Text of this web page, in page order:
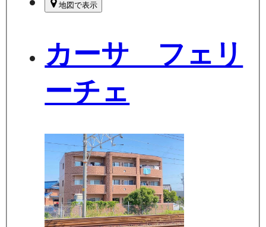
地図で表示
カーサ フェリ
ーチェ